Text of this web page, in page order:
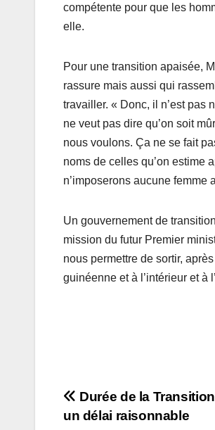
compétente pour que les
elle.
Pour une transition apaisée,
rassure mais aussi qui
travailler. « Donc, il n’est pas
ne veut pas dire qu’on soit
nous voulons. Ça ne se fait
noms de celles qu’on estime
n’imposerons aucune
Un gouvernement de
mission du futur Premier
nous permettre de sortir,
guinéenne et à l’intérieur et à
Navigation
Durée de la
un délai raisonnable